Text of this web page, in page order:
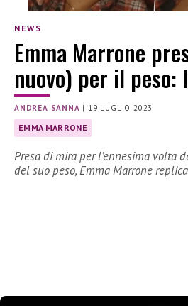
NEWS
Emma Marrone
nuovo) per il peso:
ANDREA SANNA | 19 LUGLIO 2023
EMMA MARRONE
Presa di mira per l’ennesima volta
del suo peso, Emma Marrone